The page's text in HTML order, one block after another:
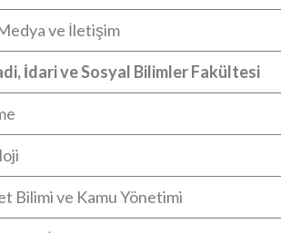
ve İletişim
İdari ve Sosyal Bilimler Fakültesi
Bilimi ve Kamu Yönetimi